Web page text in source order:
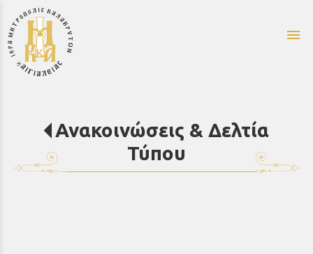
menu
Ανακοινώσεις & Δελτία
Τύπου